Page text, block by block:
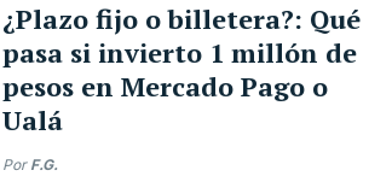
¿Plazo fijo o billetera?: Qué
pasa si invierto 1 millón de
pesos en Mercado Pago o
Ualá
Por F.G.